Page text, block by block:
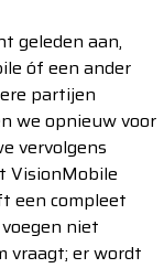
geleden aan,
óf een ander
partijen
we opnieuw voor
vervolgens
VisionMobile
een compleet
niet
vraagt; er wordt